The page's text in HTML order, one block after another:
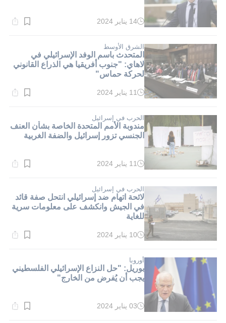
وقت
دقيقة.
14 يناير 2024
الشرق الأوسط
المتحدث باسم الوفد الإسرائيلي في
لاهاي: "جنوب أفريقيا هي الذراع القانوني
لحركة حماس"
وقت
دقيقة.
11 يناير 2024
الحرب في إسرائيل
مندوبة الأمم المتحدة الخاصة بشأن العنف
الجنسي تزور إسرائيل والضفة الغربية
وقت
دقيقة.
11 يناير 2024
الحرب في إسرائيل
لائحة اتهام ضد إسرائيلي انتحل صفة قائد
في الجيش وانكشف على معلومات سرية
للغاية
وقت
دقيقة.
10 يناير 2024
أوروبا
بوريل: "حل النزاع الإسرائيلي الفلسطيني
يجب أن يُفرض من الخارج"
وقت
03 يناير 2024